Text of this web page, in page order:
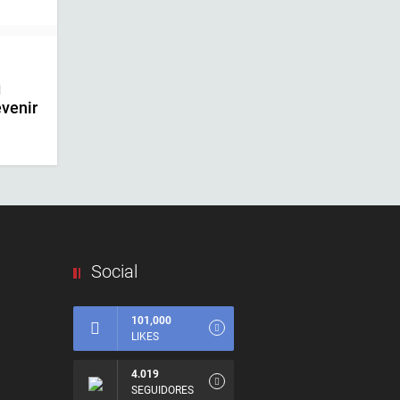
|
Social
101,000
LIKES
4.019
SEGUIDORES